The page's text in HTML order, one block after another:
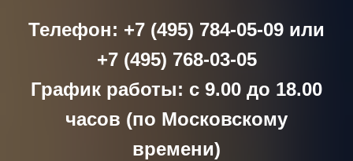
Телефон: +7 (495) 784-05-09 или
+7 (495) 768-03-05
График работы: с 9.00 до 18.00
часов (по Московскому
времени)